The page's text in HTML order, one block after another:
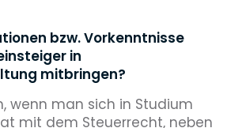
bzw. Vorkenntnisse
in
mitbringen?
wenn man sich in Studium
mit dem Steuerrecht, neben